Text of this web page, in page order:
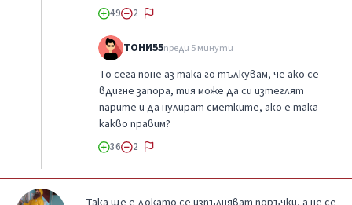
49 2
ТОНИ55преди 5 минути
То сега поне аз така го тълкувам, че ако се
вдигне запора, тия може да си изтеглят
парите и да нулират сметките, ако е така
какво правим?
36 2